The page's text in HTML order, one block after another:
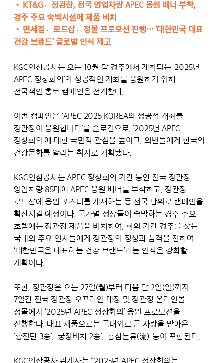
• KT&G정〮관장, 전국 영업차량 APEC 응원 배너 부착,
경주 주요 숙박시설에 제품 비치
• 면세점로〮드샵정〮몰 프로모션 진행… ‘대한민국 대표
건강 브랜드’ 글로벌 인식 제고
KGC인삼공사는 오는 10월 말 경주에서 개최되는 ‘2025년
APEC 정상회의’의 성공적인 개최를 응원하기 위해
전국적인 홍보 캠페인을 전개한다.
이번 캠페인은 ‘APEC 2025 KOREA의 성공적 개최를
정관장이 응원합니다’를 슬로건으로, ‘2025년 APEC
정상회의’에 대한 국민적 관심을 높이고, 외빈들에게 한국의
건강문화를 알리는 취지로 기획됐다.
KGC인삼공사는 APEC 정상회의 기간 동안 전국 정관장
영업차량 85대에 APEC 응원 배너를 부착하고, 정관장
로드샵에 응원 포스터를 게재하는 등 전국 단위로 캠페인을
확산시킬 예정이다. 국가별 정상들이 숙박하는 경주 주요
호텔에는 정관장 제품을 비치하여, 회의 기간 경주를 찾는
국내외 주요 인사들에게 정관장의 정성과 품격을 전하여
‘대한민국을 대표하는 건강 브랜드’라는 인식을 강화할
계획이다.
또한, 정관장은 오는 27일(월)부터 다음 달 2일(일)까지
7일간 전국 정관장 오프라인 매장 및 정관장 온라인몰
정몰에서 ‘2025년 APEC 정상회의’ 응원 프로모션을
진행한다. 대표 제품으로는 국내외로 큰 사랑을 받아온
‘황진단 3종’, ‘궁정비차 2종’, ‘홍삼톤류(流)’ 등이 포함된다.
KGC인삼공사 관계자는 “2025년 APEC 정상회의는